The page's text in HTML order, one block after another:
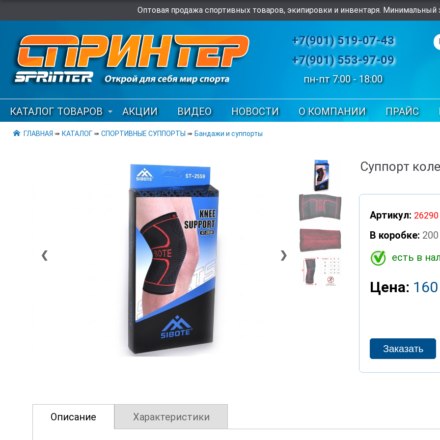
Оптовая продажа спортивных товаров, экипировки и инвентаря. Минимальный
+7(901) 519-07-43
+7(901) 553-97-09
пн-пт 7:00 - 18:00
КАТАЛОГ ТОВАРОВ АКЦИИ ВИДЕО НОВОСТИ О КОМПАНИИ ПРАЙС
ГЛАВНАЯ ➠ КАТАЛОГ➠ СПОРТИВНЫЕ СУППОРТЫ ➠ Бандажи и суппорты
❮ ❯
Суппорт
Артикул: 26290
В коробке:
есть в
Цена:
Описание Характеристики